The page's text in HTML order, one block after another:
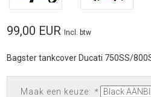
99,00 EUR Incl. btw
Bagster tankcover Ducati 750SS/
Maak een keuze: *